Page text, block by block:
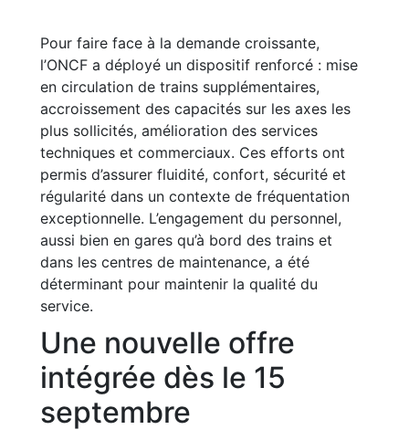
Pour faire face à la demande croissante,
l’ONCF a déployé un dispositif renforcé : mise
en circulation de trains supplémentaires,
accroissement des capacités sur les axes les
plus sollicités, amélioration des services
techniques et commerciaux. Ces efforts ont
permis d’assurer fluidité, confort, sécurité et
régularité dans un contexte de fréquentation
exceptionnelle. L’engagement du personnel,
aussi bien en gares qu’à bord des trains et
dans les centres de maintenance, a été
déterminant pour maintenir la qualité du
service.
Une nouvelle offre
intégrée dès le 15
septembre